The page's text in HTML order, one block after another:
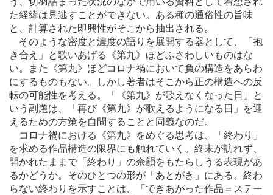
た経緯は見逃すことができない。ある種の通俗性の旨味
と、計算された即興性がそこから抽出される。
そのような密度と濃度の語りを展開する器として、「抱
き合え」と歌いあげる《第九》ほどふさわしいものはな
い。また《第九》ほどコロナ禍において負の構造をあらわ
にするものもない。しかし著者はそこから正の構造への反
転の可能性を考える。「《第九》が歌えなくなった日」と
いう副題は、「再び《第九》が歌えるようになる日」を迎
えるための方策を自問することと同義なのだ。
コロナ禍における《第九》をめぐる思考は、「終わり」
を求める作品構造の限界にも触れていく。終末が訪れず、
開かれたままで「終わり」の余韻をもたらしうる表現があ
るかどうか。そのひとつの形が「あとがき」にある。終わ
らない終わりを示すことは、「できあがった作品＝ステー